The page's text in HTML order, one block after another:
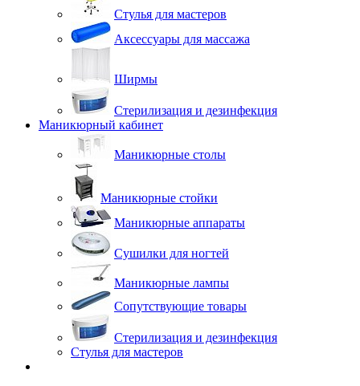
Стулья для мастеров
Аксессуары для массажа
Ширмы
Стерилизация и дезинфекция
Маникюрный кабинет
Маникюрные столы
Маникюрные стойки
Маникюрные аппараты
Сушилки для ногтей
Маникюрные лампы
Сопутствующие товары
Стерилизация и дезинфекция
Стулья для мастеров